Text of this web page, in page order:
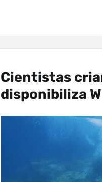
Cientistas
disponibiliza